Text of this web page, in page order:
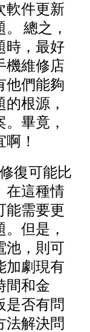
軟件更新
總之，
時，最好
機維修店
他們能夠
根源，
畢竟，
！
復可能比
在這種情
能需要更
但是，
池，則可
加劇現有
間和金
是否有問
法解決問